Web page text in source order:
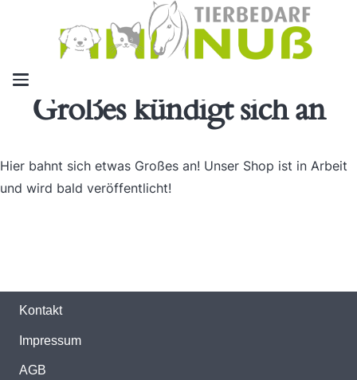
Großes kündigt sich an
Hier bahnt sich etwas Großes an! Unser Shop ist in Arbeit
und wird bald veröffentlicht!
Kontakt
Impressum
AGB